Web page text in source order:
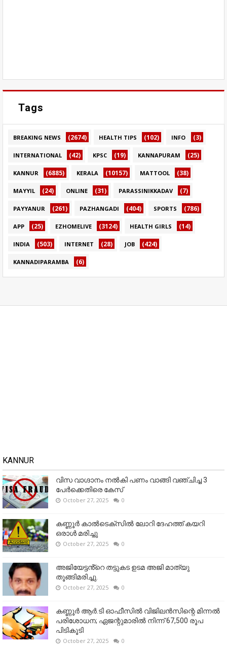
Tags
BREAKING NEWS (2674) HEALTH TIPS (102) INFO (3)
INTERNATIONAL (42) KPSC (19) KANNAPURAM (25)
KANNUR (6885) KERALA (10157) MATTOOL (38)
MAYYIL (24) ONLINE (31) PARASSINIKKADAV (7)
PAYYANUR (261) PAZHANGADI (404) SPORTS (786)
APP (25) EZHOMELIVE (3124) HEALTH GIRLS (14)
INDIA (503) INTERNET (28) JOB (424)
KANNADIPARAMBA (6)
KANNUR
വിസ വാഗ്ദാനം നൽകി പണം വാങ്ങി വഞ്ചിച്ച 3
പേർക്കെതിരെ കേസ്
October 27, 2025 0
കണ്ണൂര്‍ കാല്‍ടെക്‌സില്‍ ലോറി ദേഹത്ത് കയറി
ഒരാള്‍ മരിച്ചു
October 27, 2025 0
അജിയേട്ടൻ്റെ തട്ടുകട ഉടമ അജി മാത്യു
തൂങ്ങിമരിച്ചു.
October 27, 2025 0
കണ്ണൂര്‍ ആര്‍.ടി ഓഫീസില്‍ വിജിലൻസിന്റെ മിന്നല്‍
പരിശോധന; ഏജന്റുമാരില്‍ നിന്ന് 67,500 രൂപ
പിടികൂടി
October 27, 2025 0